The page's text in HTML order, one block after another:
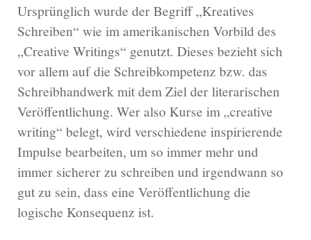
Ursprünglich wurde der Begriff „Kreatives
Schreiben“ wie im amerikanischen Vorbild des
„Creative Writings“ genutzt. Dieses bezieht sich
vor allem auf die Schreibkompetenz bzw. das
Schreibhandwerk mit dem Ziel der literarischen
Veröffentlichung. Wer also Kurse im „creative
writing“ belegt, wird verschiedene inspirierende
Impulse bearbeiten, um so immer mehr und
immer sicherer zu schreiben und irgendwann so
gut zu sein, dass eine Veröffentlichung die
logische Konsequenz ist.